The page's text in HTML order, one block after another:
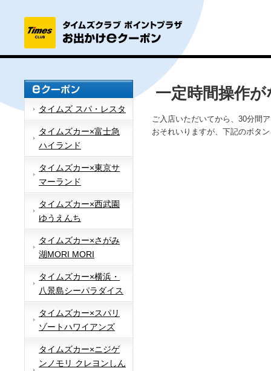
タイムズ スパ・レスタ
タイムズカー×富士急
ハイランド
タイムズカー×東京サ
マーランド
タイムズカー×西武園
ゆうえんち
タイムズカー×さがみ
湖MORI MORI
タイムズカー×横浜・
八景島シーパラダイス
タイムズカー×スパリ
ゾートハワイアンズ
タイムズカー×ニジゲ
ンノモリ クレヨンしん
一定時間操作
ご入店いただいてから、30分間
おそれいりますが、下記のボタ